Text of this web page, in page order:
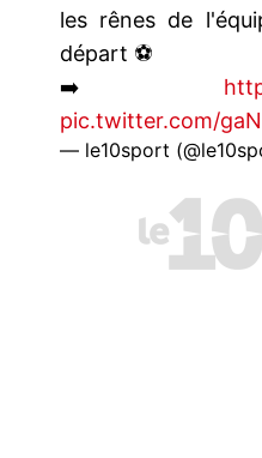
les rênes de
départ ⚽️
➡️
pic.twitter.com/
— le10sport